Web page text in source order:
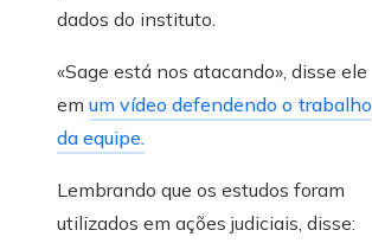
dados do instituto.
«Sage está nos atacando», disse ele
em um vídeo defendendo o trabalho
da equipe.
Lembrando que os estudos foram
utilizados em ações judiciais, disse: